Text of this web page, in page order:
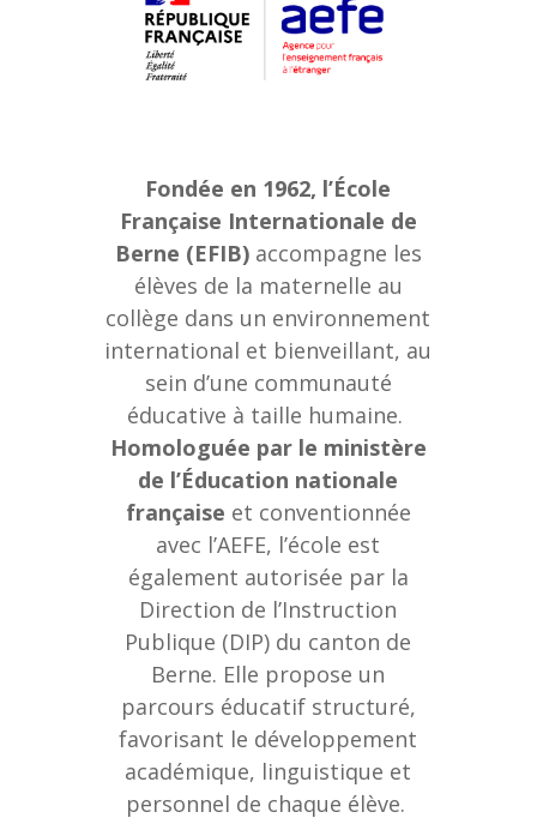
Fondée en 1962, l’École
Française Internationale de
Berne (EFIB)accompagne les
élèves de la maternelle au
collège dans un environnement
international et bienveillant, au
sein d’une communauté
éducative à taille humaine.
Homologuée par le ministère
de l’Éducation nationale
française et conventionnée
avec l’AEFE, l’école est
également autorisée par la
Direction de l’Instruction
Publique (DIP) du canton de
Berne. Elle propose un
parcours éducatif structuré,
favorisant le développement
académique, linguistique et
personnel de chaque élève.